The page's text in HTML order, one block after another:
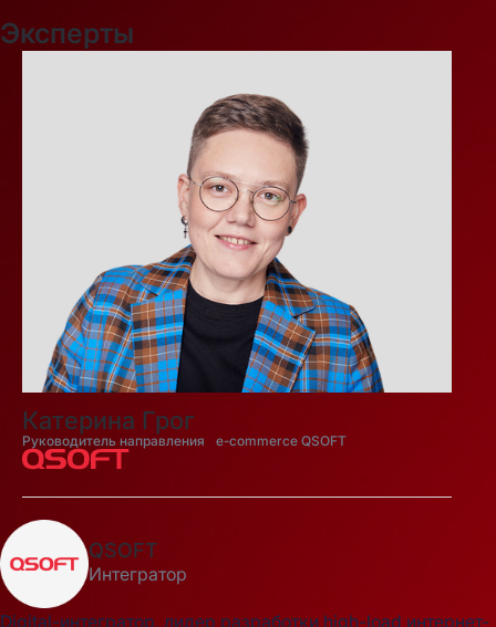
Эксперты
Катерина Грог
Руководитель направления e-commerce QSOFT
QSOFT
Интегратор
Digital-интегратор, лидер разработки high-load интернет-